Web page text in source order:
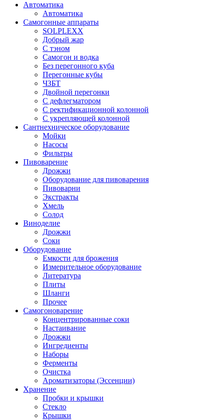
Автоматика
Автоматика
Самогонные аппараты
SOLPLEXX
Добрый жар
С тэном
Самогон и водка
Без перегонного куба
Перегонные кубы
ЧЗБТ
Двойной перегонки
С дефлегматором
С ректификационной колонной
С укрепляющей колонной
Сантнехническое оборудование
Мойки
Насосы
Фильтры
Пивоварение
Дрожжи
Оборудование для пивоварения
Пивоварни
Экстракты
Хмель
Солод
Виноделие
Дрожжи
Соки
Оборудование
Емкости для брожения
Измерительное оборудование
Литература
Плиты
Шланги
Прочее
Самогоноварение
Концентрированные соки
Настаивание
Дрожжи
Ингредиенты
Наборы
Ферменты
Очистка
Ароматизаторы (Эссенции)
Хранение
Пробки и крышки
Стекло
Крышки